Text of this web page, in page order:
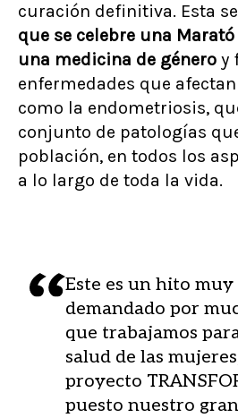
curación definitiva. Esta
que se celebre una
una medicina de género y
enfermedades que
como la endometriosis,
conjunto de patologías
población, en todos los
a lo largo de toda la vida.
Este es un hito muy
demandado por
que trabajamos
salud de las
proyecto
puesto nuestro